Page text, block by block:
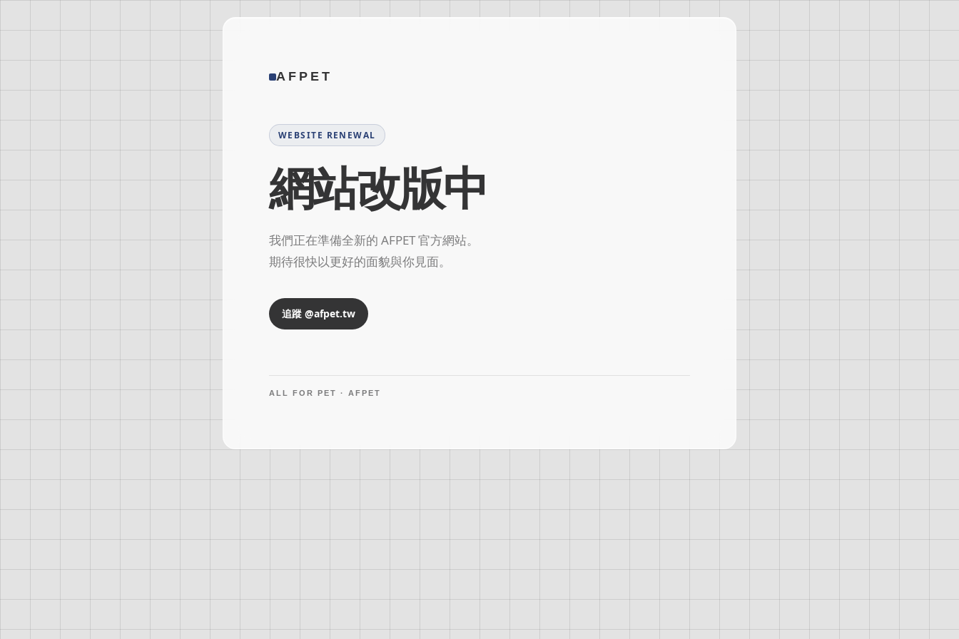
AFPET
WEBSITE RENEWAL
網站改版中
我們正在準備全新的 AFPET 官方網站。
期待很快以更好的面貌與你見面。
追蹤 @afpet.tw
ALL FOR PET · AFPET